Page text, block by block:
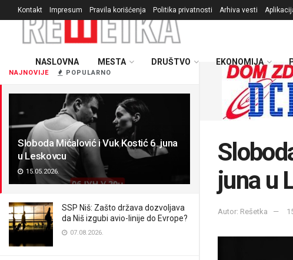
NAJNOVIJE POPULARNO
Sloboda Mićalović i Vuk Kostić 6. juna
u Leskovcu
15.05.2026.
SSP Niš: Zašto država dozvoljava
da Niš izgubi avio-linije do Evrope?
07.08.2026.
Kontakt Impresum Pravila korišćenja Politika privatnosti Arhiva vesti
NASLOVNA MESTA DRUŠTVO EKONOMIJA
juna u
Autor: Rešetka